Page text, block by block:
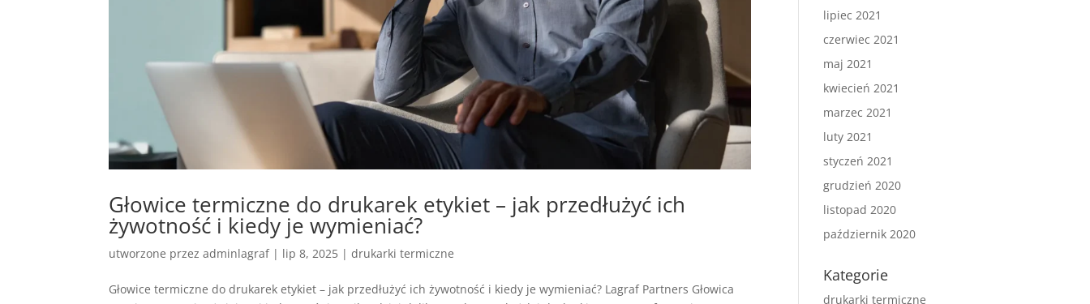
Głowice termiczne do drukarek etykiet – jak przedłużyć ich
żywotność i kiedy je wymieniać?
utworzone przezadminlagraf| lip 8, 2025 |drukarki termiczne
Głowice termiczne do drukarek etykiet – jak przedłużyć ich żywotność i kiedy je wymieniać? Lagraf Partners Głowica
lipiec 2021
czerwiec 2021
maj 2021
kwiecień 2021
marzec 2021
luty 2021
styczeń 2021
grudzień 2020
listopad 2020
październik 2020
Kategorie
drukarki termiczne